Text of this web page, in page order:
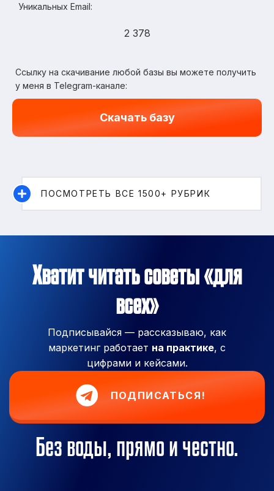
Уникальных Email:
2 378
Ссылку на скачивание любой базы вы можете получить
у меня в Telegram-канале:
Скачать базу
ПОСМОТРЕТЬ ВСЕ 1500+ РУБРИК
Хватит читать советы «для
всех»
Подписывайся — рассказываю, как
маркетинг работает на практике, с
цифрами и кейсами.
ПОДПИСАТЬСЯ!
Без воды, прямо и честно.